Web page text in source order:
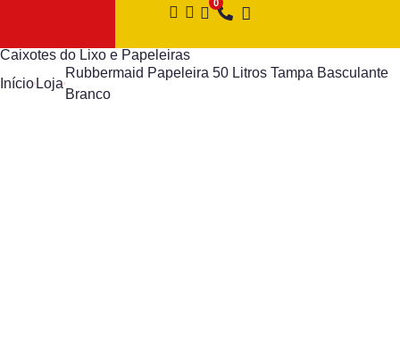
Caixotes do Lixo e Papeleiras
Início Loja
Rubbermaid Papeleira 50 Litros Tampa Basculante
Branco